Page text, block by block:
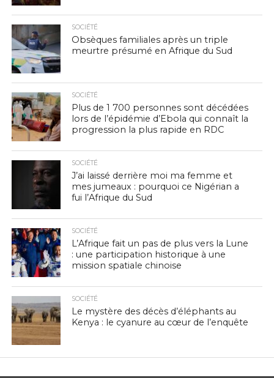
SOCIÉTÉ
Obsèques familiales après un triple
meurtre présumé en Afrique du Sud
SOCIÉTÉ
Plus de 1 700 personnes sont décédées
lors de l’épidémie d’Ebola qui connaît la
progression la plus rapide en RDC
SOCIÉTÉ
J’ai laissé derrière moi ma femme et
mes jumeaux : pourquoi ce Nigérian a
fui l’Afrique du Sud
SOCIÉTÉ
L’Afrique fait un pas de plus vers la Lune
: une participation historique à une
mission spatiale chinoise
SOCIÉTÉ
Le mystère des décès d’éléphants au
Kenya : le cyanure au cœur de l’enquête